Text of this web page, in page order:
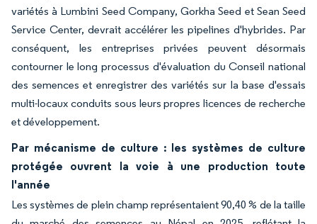
variétés à Lumbini Seed Company, Gorkha Seed et Sean Seed
Service Center, devrait accélérer les pipelines d'hybrides. Par
conséquent, les entreprises privées peuvent désormais
contourner le long processus d'évaluation du Conseil national
des semences et enregistrer des variétés sur la base d'essais
multi-locaux conduits sous leurs propres licences de recherche
et développement.
Par mécanisme de culture : les systèmes de culture
protégée ouvrent la voie à une production toute
l'année
Les systèmes de plein champ représentaient 90,40 % de la taille